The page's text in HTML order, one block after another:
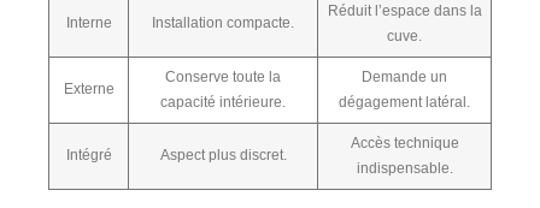
Interne Installation compacte.
Réduit l’espace dans la
cuve.
Externe
Conserve toute la
capacité intérieure.
Demande un
dégagement latéral.
Intégré Aspect plus discret.
Accès technique
indispensable.